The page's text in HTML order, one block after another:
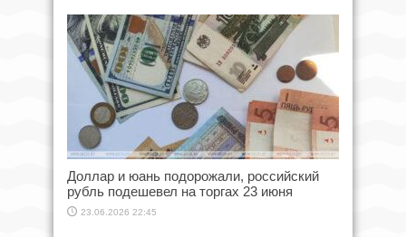
Доллар и юань подорожали, российский
рубль подешевел на торгах 23 июня
23.06.2026 22:45